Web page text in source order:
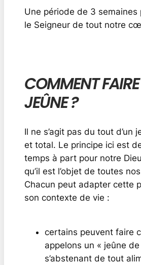
Une période de 3 semaines
le Seigneur de tout notre
COMMENT FAIRE
JEÛNE ?
Il ne s’agit pas du tout d’un
et total. Le principe ici est
temps à part pour notre
qu’il est l’objet de toutes
Chacun peut adapter cette
son contexte de vie :
certains peuvent faire
appelons un « jeûne
s’abstenant de tout